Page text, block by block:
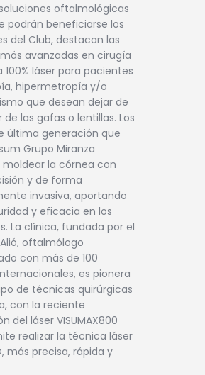
oftalmológicas
podrán beneficiarse los
del Club, destacan las
avanzadas en cirugía
láser para pacientes
hipermetropía y/o
que desean dejar de
de las gafas o lentillas. Los
última generación que
Grupo Miranza
la córnea con
y de forma
invasiva, aportando
y eficacia en los
La clínica, fundada por el
oftalmólogo
con más de 100
es pionera
de técnicas quirúrgicas
con la reciente
del láser VISUMAX800
realizar la técnica láser
más precisa, rápida y